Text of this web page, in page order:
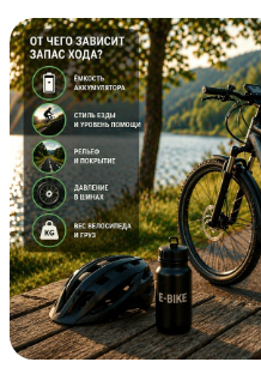
изменения действуют
поэтому владельцам
деталях и успеть
условиями.